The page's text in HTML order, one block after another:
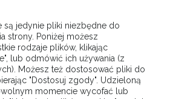
(0)
O NAS
są jedynie pliki niezbędne do
strony. Poniżej możesz
rodzaje plików, klikając
lub odmówić ich używania (z
Możesz też dostosować pliki do
"Dostosuj zgody". Udzieloną
momencie wycofać lub